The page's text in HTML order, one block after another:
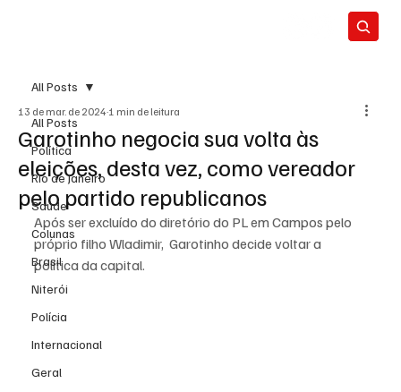
All Posts
Política
Rio de Janeiro
Saúde
Colunas
Brasil
Niterói
Polícia
Internacional
Geral
All Posts
Garotinho negocia sua volta às
eleições, desta vez, como vereador
pelo partido republicanos
13 de mar. de 2024 1 min de leitura
Após ser excluído do diretório do PL em Campos pelo
próprio filho Wladimir,  Garotinho decide voltar a
política da capital.